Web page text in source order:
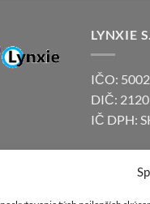
LYNXIE
IČO:
DIČ:
IČ DPH:
Fio Banka